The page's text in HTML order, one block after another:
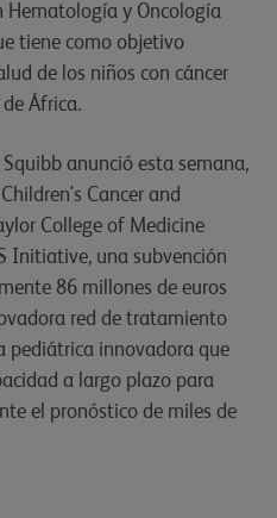
Hematología y Oncología
tiene como objetivo
de los niños con cáncer
África.
anunció esta semana,
Cancer and
College of Medicine
Initiative, una subvención
86 millones de euros
red de tratamiento
pediátrica innovadora que
a largo plazo para
el pronóstico de miles de